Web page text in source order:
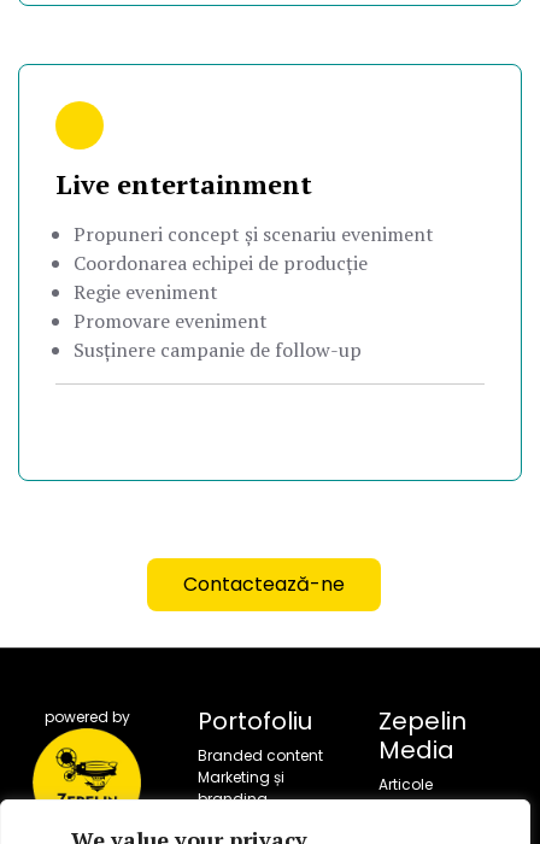
Live entertainment
Propuneri concept și scenariu eveniment
Coordonarea echipei de producție
Regie eveniment
Promovare eveniment
Susținere campanie de follow-up
Contactează-ne
powered by Portofoliu
Branded content
Marketing și
branding
Zepelin
Media
Articole
Portofoliu